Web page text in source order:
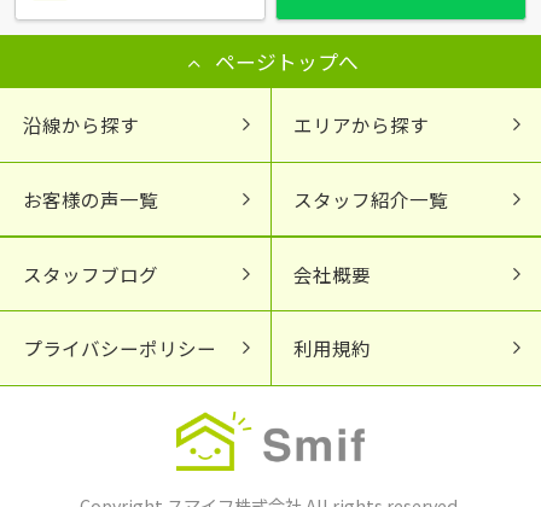
ページトップへ
沿線から探す エリアから探す
お客様の声一覧 スタッフ紹介一覧
スタッフブログ 会社概要
プライバシーポリシー 利用規約